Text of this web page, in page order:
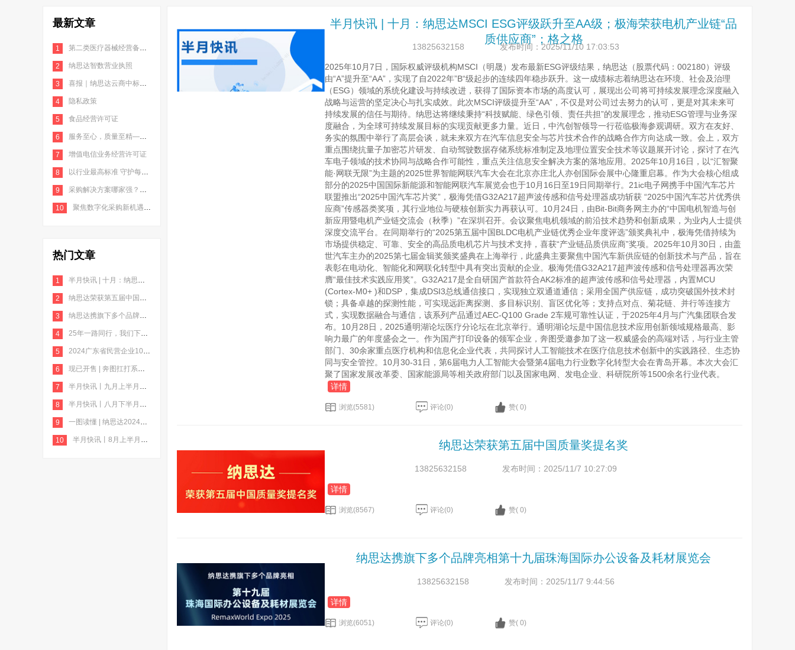
最新文章
1 第二类医疗器械经营备案凭证
2 纳思达智数营业执照
3 喜报｜纳思达云商中标南京地铁2022年打印机耗材采购项目
4 隐私政策
5 食品经营许可证
6 服务至心，质量至精——华中师范直采平台完成对接
7 增值电信业务经营许可证
8 以行业最高标准 守护每一份信任 | 纳思达云商荣获信息系统安全三级等保认证
9 采购解决方案哪家强？这些企业都选择纳思达云商！
10 聚焦数字化采购新机遇，纳思达云商用专业创造新价值
热门文章
1 半月快讯 | 十月：纳思达MSCI ESG评级跃升至AA级；极海荣获电机产业链“品质供应商”；格之格
2 纳思达荣获第五届中国质量奖提名奖
3 纳思达携旗下多个品牌亮相第十九届珠海国际办公设备及耗材展览会
4 25年一路同行，我们下一个里程碑见
5 2024广东省民营企业100强”榜单发布，纳思达榜上有名
6 现已开售 | 奔图扛打系列激光打印机：全新升级，扛打突破！
7 半月快讯丨九月上半月：奔图扛打系列“打印神机”上市；格之格亮相京东“企业福利季·园区服务直通车”活动
8 半月快讯丨八月下半月：纳思达发布2024年半年报；极海微发布超迷你无线智能升级设备Unismart
9 一图读懂 | 纳思达2024年半年报
10 半月快讯丨8月上半月：奔图携手麒麟软件推动硬件提质；奔图M7112DN黑白激光多功能一体机
半月快讯 | 十月：纳思达MSCI ESG评级跃升至AA级；极海荣获电机产业链“品
质供应商”；格之格
13825632158 发布时间：2025/11/10 17:03:53
2025年10月7日，国际权威评级机构MSCI（明晟）发布最新ESG评级结果，纳思达（股票代码：002180）评级
由“A”提升至“AA”，实现了自2022年”B“级起步的连续四年稳步跃升。这一成绩标志着纳思达在环境、社会及治理
（ESG）领域的系统化建设与持续改进，获得了国际资本市场的高度认可，展现出公司将可持续发展理念深度融入
战略与运营的坚定决心与扎实成效。此次MSCI评级提升至“AA”，不仅是对公司过去努力的认可，更是对其未来可
持续发展的信任与期待。纳思达将继续秉持“科技赋能、绿色引领、责任共担”的发展理念，推动ESG管理与业务深
度融合，为全球可持续发展目标的实现贡献更多力量。近日，中汽创智领导一行莅临极海参观调研。双方在友好、
务实的氛围中举行了高层会谈，就未来双方在汽车信息安全与芯片技术合作的战略合作方向达成一致。会上，双方
重点围绕抗量子加密芯片研发、自动驾驶数据存储系统标准制定及地理位置安全技术等议题展开讨论，探讨了在汽
车电子领域的技术协同与战略合作可能性，重点关注信息安全解决方案的落地应用。2025年10月16日，以“汇智聚
能·网联无限”为主题的2025世界智能网联汽车大会在北京亦庄北人亦创国际会展中心隆重启幕。作为大会核心组成
部分的2025中国国际新能源和智能网联汽车展览会也于10月16日至19日同期举行。21ic电子网携手中国汽车芯片
联盟推出“2025中国汽车芯片奖”，极海凭借G32A217超声波传感和信号处理器成功斩获 “2025中国汽车芯片优秀供
应商”传感器类奖项，其行业地位与硬核创新实力再获认可。10月24日，由Bit-Bit商务网主办的“中国电机智造与创
新应用暨电机产业链交流会（秋季）”在深圳召开。会议聚焦电机领域的前沿技术趋势和创新成果，为业内人士提供
深度交流平台。在同期举行的“2025第五届中国BLDC电机产业链优秀企业年度评选”颁奖典礼中，极海凭借持续为
市场提供稳定、可靠、安全的高品质电机芯片与技术支持，喜获“产业链品质供应商”奖项。2025年10月30日，由盖
世汽车主办的2025第七届金辑奖颁奖盛典在上海举行，此盛典主要聚焦中国汽车新供应链的创新技术与产品，旨在
表彰在电动化、智能化和网联化转型中具有突出贡献的企业。极海凭借G32A217超声波传感和信号处理器再次荣
膺“最佳技术实践应用奖”。G32A217是全自研国产首款符合AK2标准的超声波传感和信号处理器，内置MCU
(Cortex-M0+ )和DSP，集成DSI3总线通信接口，实现独立双通道通信；采用全国产供应链，成功突破国外技术封
锁；具备卓越的探测性能，可实现远距离探测、多目标识别、盲区优化等；支持点对点、菊花链、并行等连接方
式，实现数据融合与通信，该系列产品通过AEC-Q100 Grade 2车规可靠性认证，于2025年4月与广汽集团联合发
布。10月28日，2025通明湖论坛医疗分论坛在北京举行。通明湖论坛是中国信息技术应用创新领域规格最高、影
响力最广的年度盛会之一。作为国产打印设备的领军企业，奔图受邀参加了这一权威盛会的高端对话，与行业主管
部门、30余家重点医疗机构和信息化企业代表，共同探讨人工智能技术在医疗信息技术创新中的实践路径、生态协
同与安全管控。10月30-31日，第6届电力人工智能大会暨第4届电力行业数字化转型大会在青岛开幕。本次大会汇
聚了国家发展改革委、国家能源局等相关政府部门以及国家电网、发电企业、科研院所等1500余名行业代表。
详情
浏览(5581) 评论(0) 赞( 0)
纳思达荣获第五届中国质量奖提名奖
13825632158 发布时间：2025/11/7 10:27:09
详情
浏览(8567) 评论(0) 赞( 0)
纳思达携旗下多个品牌亮相第十九届珠海国际办公设备及耗材展览会
13825632158 发布时间：2025/11/7 9:44:56
详情
浏览(6051) 评论(0) 赞( 0)